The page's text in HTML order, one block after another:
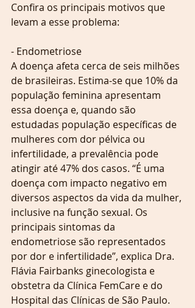
Confira os principais motivos que
levam a esse problema:
- Endometriose
A doença afeta cerca de seis milhões
de brasileiras. Estima-se que 10% da
população feminina apresentam
essa doença e, quando são
estudadas população específicas de
mulheres com dor pélvica ou
infertilidade, a prevalência pode
atingir até 47% dos casos. “É uma
doença com impacto negativo em
diversos aspectos da vida da mulher,
inclusive na função sexual. Os
principais sintomas da
endometriose são representados
por dor e infertilidade”, explica Dra.
Flávia Fairbanks ginecologista e
obstetra da Clínica FemCare e do
Hospital das Clínicas de São Paulo.